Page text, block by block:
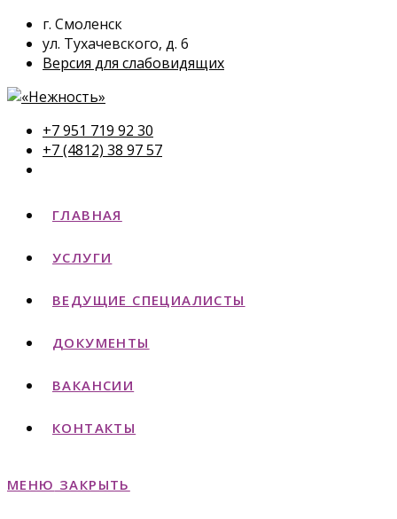
г. Смоленск
ул. Тухачевского, д. 6
Версия для слабовидящих
+7 951 719 92 30
+7 (4812) 38 97 57
ГЛАВНАЯ
УСЛУГИ
ВЕДУЩИЕ СПЕЦИАЛИСТЫ
ДОКУМЕНТЫ
ВАКАНСИИ
КОНТАКТЫ
МЕНЮ ЗАКРЫТЬ